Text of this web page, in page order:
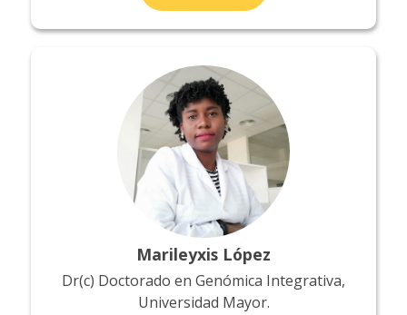
Marileyxis López
Dr(c) Doctorado en Genómica Integrativa,
Universidad Mayor.